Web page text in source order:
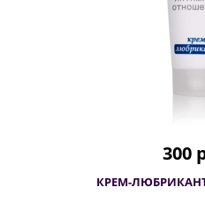
300
КРЕМ-ЛЮБРИКАНТ